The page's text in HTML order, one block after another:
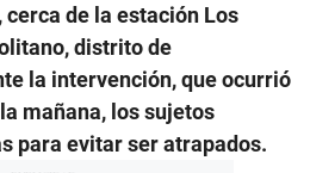
de la estación Los
distrito de
la intervención, que ocurrió
mañana, los sujetos
para evitar ser atrapados.